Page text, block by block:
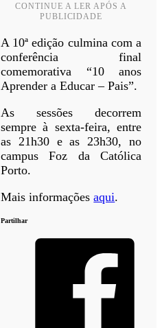
CONTINUE A LER APÓS A
PUBLICIDADE
A 10ª edição culmina com a
conferência final
comemorativa “10 anos
Aprender a Educar – Pais”.
As sessões decorrem
sempre à sexta-feira, entre
as 21h30 e as 23h30, no
campus Foz da Católica
Porto.
Mais informaçõesaqui.
Partilhar